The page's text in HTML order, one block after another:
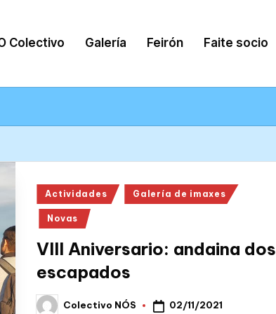
Colectivo Galería Feirón Faite socio
Posted
in
Actividades Galería de imaxes
Novas
VIII Aniversario: andaina dos
escapados
PostedColectivo NÓS 02/11/2021